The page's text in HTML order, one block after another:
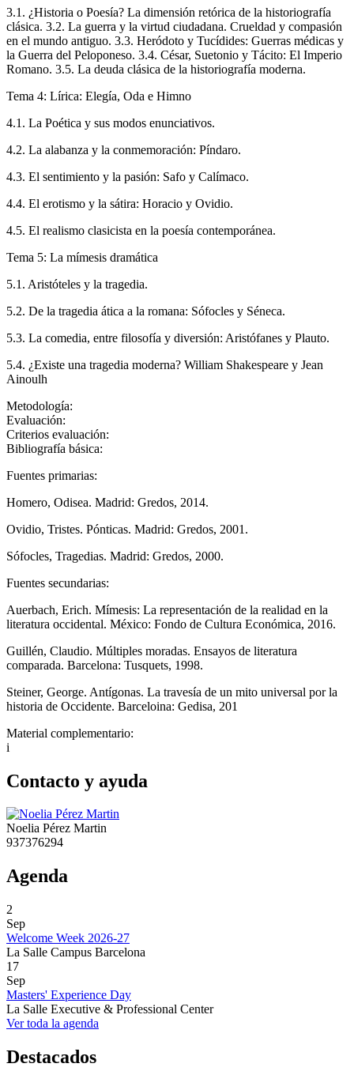
3.1. ¿Historia o Poesía? La dimensión retórica de la historiografía
clásica. 3.2. La guerra y la virtud ciudadana. Crueldad y compasión
en el mundo antiguo. 3.3. Heródoto y Tucídides: Guerras médicas y
la Guerra del Peloponeso. 3.4. César, Suetonio y Tácito: El Imperio
Romano. 3.5. La deuda clásica de la historiografía moderna.
Tema 4: Lírica: Elegía, Oda e Himno
4.1. La Poética y sus modos enunciativos.
4.2. La alabanza y la conmemoración: Píndaro.
4.3. El sentimiento y la pasión: Safo y Calímaco.
4.4. El erotismo y la sátira: Horacio y Ovidio.
4.5. El realismo clasicista en la poesía contemporánea.
Tema 5: La mímesis dramática
5.1. Aristóteles y la tragedia.
5.2. De la tragedia ática a la romana: Sófocles y Séneca.
5.3. La comedia, entre filosofía y diversión: Aristófanes y Plauto.
5.4. ¿Existe una tragedia moderna? William Shakespeare y Jean
Ainoulh
Metodología:
Evaluación:
Criterios evaluación:
Bibliografía básica:
Fuentes primarias:
Homero, Odisea. Madrid: Gredos, 2014.
Ovidio, Tristes. Pónticas. Madrid: Gredos, 2001.
Sófocles, Tragedias. Madrid: Gredos, 2000.
Fuentes secundarias:
Auerbach, Erich. Mímesis: La representación de la realidad en la
literatura occidental. México: Fondo de Cultura Económica, 2016.
Guillén, Claudio. Múltiples moradas. Ensayos de literatura
comparada. Barcelona: Tusquets, 1998.
Steiner, George. Antígonas. La travesía de un mito universal por la
historia de Occidente. Barceloina: Gedisa, 201
Material complementario:
i
Contacto y ayuda
Noelia Pérez Martin
937376294
Agenda
2
Sep
Welcome Week 2026-27
La Salle Campus Barcelona
17
Sep
Masters' Experience Day
La Salle Executive & Professional Center
Ver toda la agenda
Destacados